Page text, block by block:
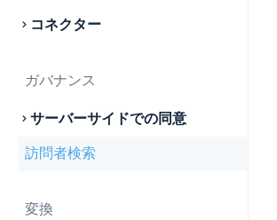
コネクター
ガバナンス
サーバーサイドでの同意
訪問者検索
変換